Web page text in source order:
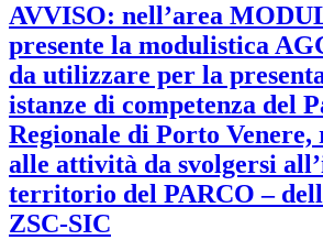
AVVISO: nell’area
presente la modulistica
da utilizzare per la
istanze di competenza del
Regionale di Porto
alle attività da svolgersi
territorio del PARCO –
ZSC-SIC